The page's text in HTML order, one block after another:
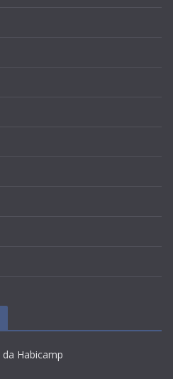
da Habicamp